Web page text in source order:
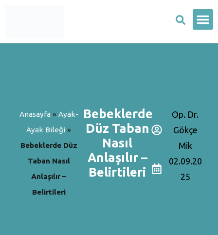
Bebeklerde
Düz Taban
Nasıl
Anlaşılır –
Belirtileri
Anasayfa» Ayak-
Ayak Bileği »
Bebeklerde Düz
Taban Nasıl
Anlaşılır –
Belirtileri
Op. Dr.
Gökçe
Mik
02.09.20
25